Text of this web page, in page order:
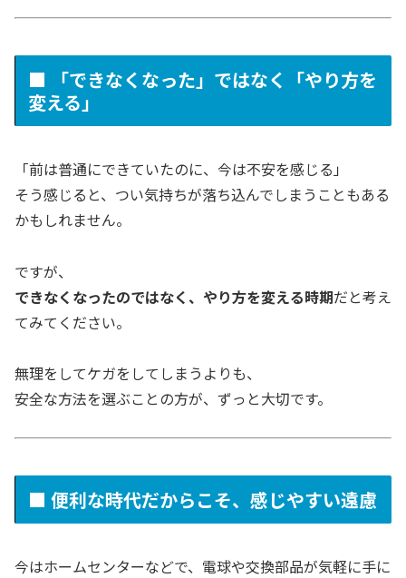
■ 「できなくなった」ではなく「やり方を
変える」
「前は普通にできていたのに、今は不安を感じる」
そう感じると、つい気持ちが落ち込んでしまうこともある
かもしれません。
ですが、
できなくなったのではなく、やり方を変える時期だと考え
てみてください。
無理をしてケガをしてしまうよりも、
安全な方法を選ぶことの方が、ずっと大切です。
■ 便利な時代だからこそ、感じやすい遠慮
今はホームセンターなどで、電球や交換部品が気軽に手に